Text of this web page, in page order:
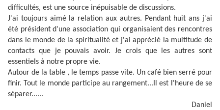
difficultés, est une source inépuisable de discussions.
J'ai toujours aimé la relation aux autres. Pendant huit ans j'ai
été président d'une association qui organisaient des rencontres
dans le monde de la spiritualité et j'ai apprécié la multitude de
contacts que je pouvais avoir. Je crois que les autres sont
essentiels à notre propre vie.
Autour de la table , le temps passe vite. Un café bien serré pour
finir. Tout le monde participe au rangement...Il est l'heure de se
séparer......
Daniel